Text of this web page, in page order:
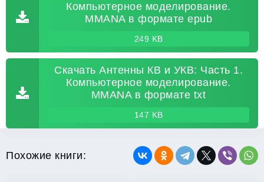
Компьютерное моделирование.
MMANA в формате epub
249 KB
Скачать Антенны КВ и УКВ: Часть 1.
Компьютерное моделирование.
MMANA в формате txt
147 KB
Похожие книги: